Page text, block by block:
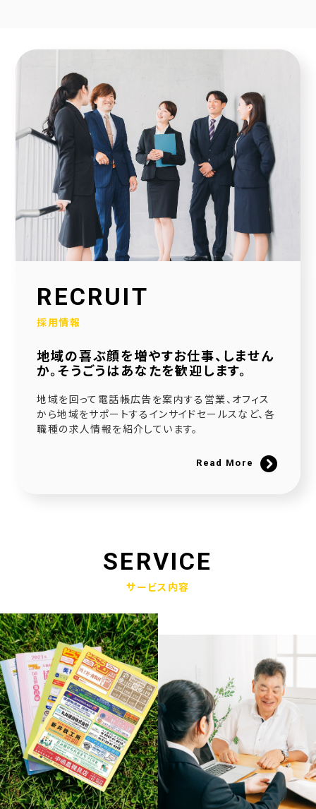
2026.04.20
2025年度奈良こども食堂ネットワークサポート活動報告
2026.04.07
採用サイトに社員の声を1件追加しました！
2026.01.30
当社公式SNSアカウントを立ち上げました！
2026.01.16
採用サイトを大幅リニューアルいたしました！
社会福祉協議会様と協働で生活べんり帳を制作いたしました
広告枠付きエンディングノートの個別販売を開始しました！
NPO法人様と協働でエンディングノートを制作いたしました
2025.08.20
2024.12.17
赤穂市版「わたしの終活覚書」が神戸新聞に掲載されました
2024.11.14
エンディングノート「わたしの終活覚書」書き方講座開催
2024.10.25
赤穂市エンディングノート「わたしの終活覚書」発刊式にて
2024.06.17
「未来創造企業」の第9期に認定されました
RECRUIT
採用情報
地域の喜ぶ顔を増やすお仕事、しません
か。そうごうはあなたを歓迎します。
地域を回って電話帳広告を案内する営業、オフィス
から地域をサポートするインサイドセールスなど、各
職種の求人情報を紹介しています。
Read More
SERVICE
サービス内容